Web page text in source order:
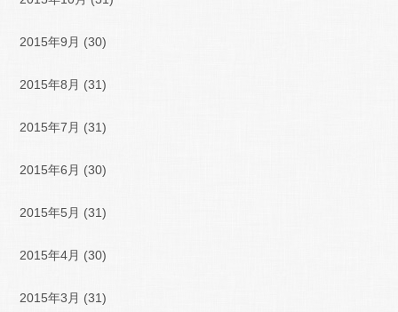
2015年9月 (30)
2015年8月 (31)
2015年7月 (31)
2015年6月 (30)
2015年5月 (31)
2015年4月 (30)
2015年3月 (31)